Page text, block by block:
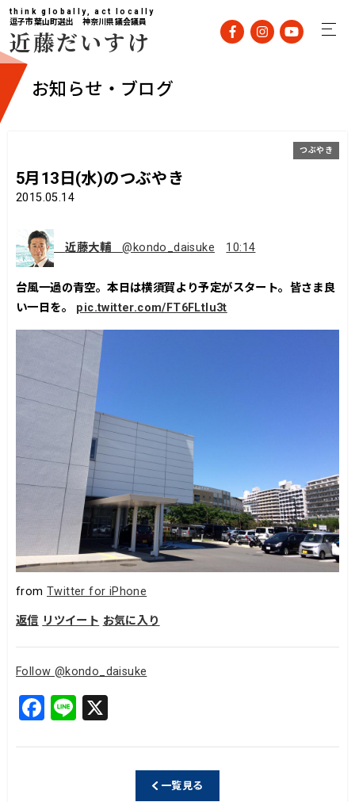
think globally, act locally
逗子市葉山町選出 神奈川県議会議員
近藤だいすけ
お知らせ・ブログ
5月13日(水)のつぶやき
2015.05.14
つぶやき
近藤大輔 @kondo_daisuke 10:14
台風一過の青空。本日は横須賀より予定がスタート。皆さま良
い一日を。 pic.twitter.com/FT6FLtIu3t
from Twitter for iPhone
返信 リツイート お気に入り
Follow @kondo_daisuke
F
c
Li
e
一覧見る